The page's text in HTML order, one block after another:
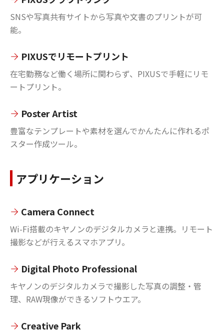
SNSや写真共有サイトから写真や文書のプリントが可
能。
PIXUSでリモートプリント
在宅勤務など働く場所に関わらず、PIXUSで手軽にリモ
ートプリント。
Poster Artist
豊富なテンプレートや素材を選んでかんたんに作れるポ
スター作成ツール。
アプリケーション
Camera Connect
Wi-Fi搭載のキヤノンのデジタルカメラと連携。リモート
撮影などが行えるスマホアプリ。
Digital Photo Professional
キヤノンのデジタルカメラで撮影した写真の調整・管
理、RAW現像ができるソフトウエア。
Creative Park